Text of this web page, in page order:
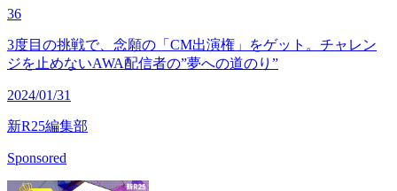
36
3度目の挑戦で、念願の「CM出演権」をゲット。チャレン
ジを止めないAWA配信者の”夢への道のり”
2024/01/31
新R25編集部
Sponsored